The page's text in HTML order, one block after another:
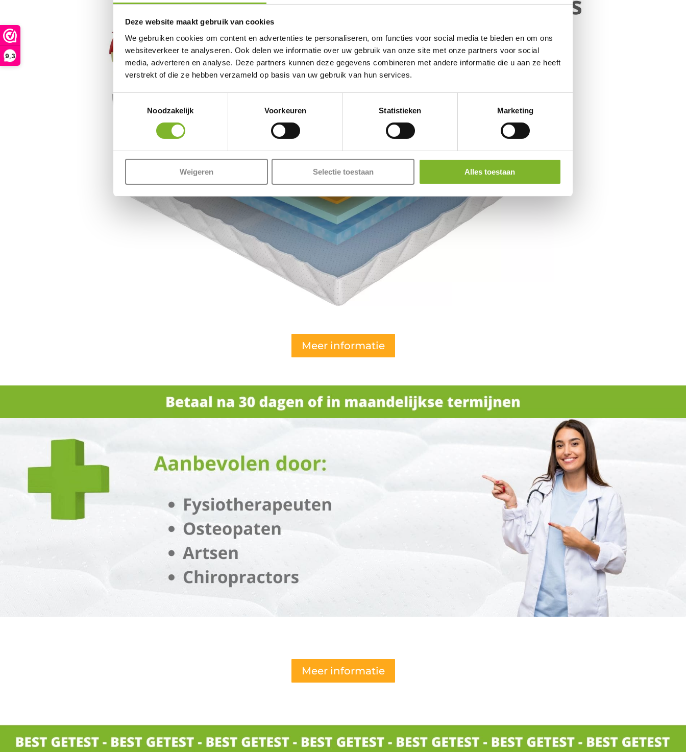
9,3
Deze website maakt gebruik van cookies
We gebruiken cookies om content en advertenties te personaliseren, om functies voor social media te bieden en om ons
websiteverkeer te analyseren. Ook delen we informatie over uw gebruik van onze site met onze partners voor social
media, adverteren en analyse. Deze partners kunnen deze gegevens combineren met andere informatie die u aan ze heeft
verstrekt of die ze hebben verzameld op basis van uw gebruik van hun services.
Noodzakelijk
Voorkeuren Statistieken Marketing
Weigeren Selectie toestaan Alles toestaan
Meer informatie
Meer informatie